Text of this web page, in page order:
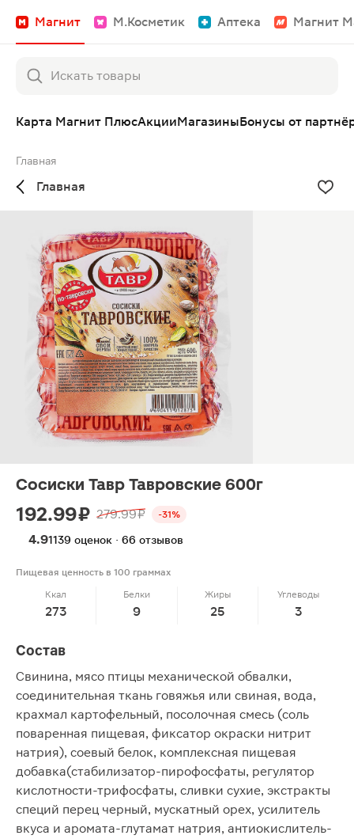
Магнит М.Косметик Аптека Магнит
Карта Магнит ПлюсАкцииМагазиныБонусы от
Главная
Главная
Сосиски Тавр Тавровские 600г
192.99 ₽ 279.99 ₽ -31%
4.91139 оценок · 66 отзывов
Пищевая ценность в 100 граммах
Ккал
273
Белки
9
Жиры
25
Углеводы
3
Состав
Свинина, мясо птицы механической обвалки,
соединительная ткань говяжья или свиная, вода,
крахмал картофельный, посолочная смесь (соль
поваренная пищевая, фиксатор окраски нитрит
натрия), соевый белок, комплексная пищевая
добавка(стабилизатор-пирофосфаты, регулятор
кислотности-трифосфаты, сливки сухие, экстракты
специй перец черный, мускатный орех, усилитель
вкуса и аромата-глутамат натрия, антиокислитель-